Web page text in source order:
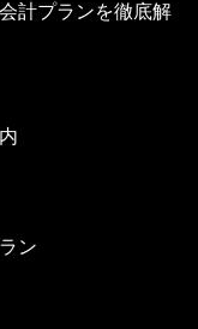
計プランを徹底解
ン